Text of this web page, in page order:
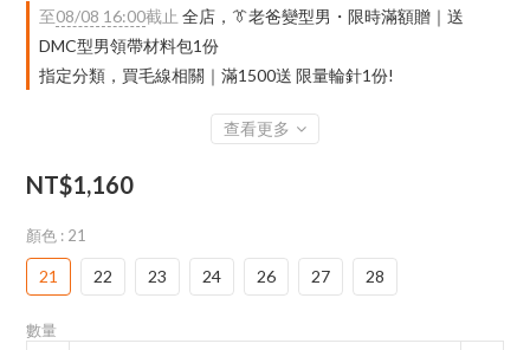
至08/08 16:00截止 全店，👔老爸變型男・限時滿額贈｜送
DMC型男領帶材料包1份
指定分類，買毛線相關｜滿1500送 限量輪針1份!
查看更多
NT$1,160
顏色 : 21
21 22 23 24 26 27 28
數量